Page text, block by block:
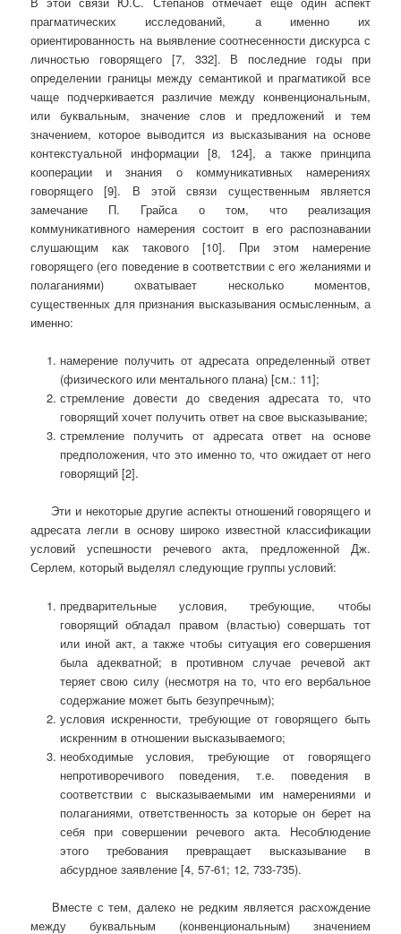
прагматических исследований, а именно их
ориентированность на выявление соотнесенности дискурса с
личностью говорящего [7, 332]. В последние годы при
определении границы между семантикой и прагматикой все
чаще подчеркивается различие между конвенциональным,
или буквальным, значение слов и предложений и тем
значением, которое выводится из высказывания на основе
контекстуальной информации [8, 124], а также принципа
кооперации и знания о коммуникативных намерениях
говорящего [9]. В этой связи существенным является
замечание П. Грайса о том, что реализация
коммуникативного намерения состоит в его распознавании
слушающим как такового [10]. При этом намерение
говорящего (его поведение в соответствии с его желаниями и
полаганиями) охватывает несколько моментов,
существенных для признания высказывания осмысленным, а
именно:
намерение получить от адресата определенный ответ
(физического или ментального плана) [см.: 11];
стремление довести до сведения адресата то, что
говорящий хочет получить ответ на свое высказывание;
стремление получить от адресата ответ на основе
предположения, что это именно то, что ожидает от него
говорящий [2].
Эти и некоторые другие аспекты отношений говорящего и
адресата легли в основу широко известной классификации
условий успешности речевого акта, предложенной Дж.
Серлем, который выделял следующие группы условий:
предварительные условия, требующие, чтобы
говорящий обладал правом (властью) совершать тот
или иной акт, а также чтобы ситуация его совершения
была адекватной; в противном случае речевой акт
теряет свою силу (несмотря на то, что его вербальное
содержание может быть безупречным);
условия искренности, требующие от говорящего быть
искренним в отношении высказываемого;
необходимые условия, требующие от говорящего
непротиворечивого поведения, т.е. поведения в
соответствии с высказываемыми им намерениями и
полаганиями, ответственность за которые он берет на
себя при совершении речевого акта. Несоблюдение
этого требования превращает высказывание в
абсурдное заявление [4, 57-61; 12, 733-735).
Вместе с тем, далеко не редким является расхождение
между буквальным (конвенциональным) значением